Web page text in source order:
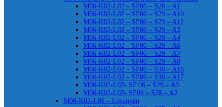
M06-K02-L02 – SP06 – S28 – A1
M06-K02-L02 – SP06 – S29 – A10
M06-K02-L02 – SP06 – S29 – A12
M06-K02-L02 – SP06 – S29 – A3
M06-K02-L02 – SP06 – S29 – A4
M06-K02-L02 – SP06 – S29 – A6
M06-K02-L02 – SP06 – S29 – A7
M06-K02-L02 – SP06 – S29 – A8
M06-K02-L02 – SP06 – S30 – A16
M06-K02-L02 – SP06 – S30 – A17
M06-K02-L02- SP 06 – S29 – A9
M06-K02-L02- SP06 – S28 – A2
M06-K02-L06 – Lösungen